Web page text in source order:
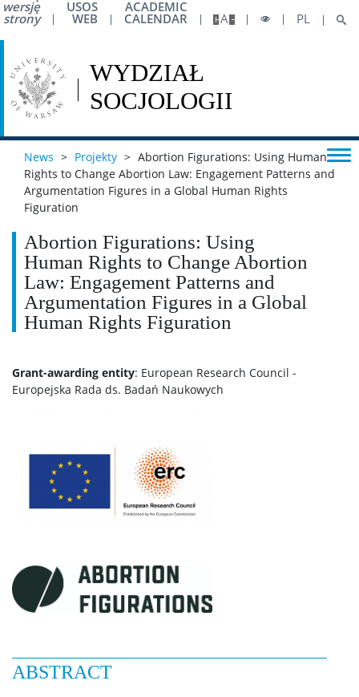
wersję
strony
USOS
WEB
ACADEMIC
CALENDAR A PL
News > Projekty > Abortion Figurations: Using Human
Rights to Change Abortion Law: Engagement Patterns and
Argumentation Figures in a Global Human Rights
Figuration
Abortion Figurations: Using
Human Rights to Change Abortion
Law: Engagement Patterns and
Argumentation Figures in a Global
Human Rights Figuration
Grant-awarding entity: European Research Council -
Europejska Rada ds. Badań Naukowych
ABSTRACT